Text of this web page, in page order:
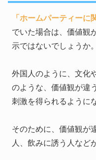
「ホームパーティーに
でいた場合は、価値観
示ではないでしょうか。
外国人のように、文化
のような、価値観が違
刺激を得られるように
そのために、価値観が
人、飲みに誘う人など